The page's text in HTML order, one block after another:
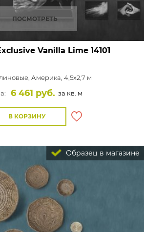
ПОСМОТРЕТЬ
Vanilla Lime 14101
Америка, 4,5x2,7 м
6 461 руб. за кв. м
В КОРЗИНУ
Образец в магазине